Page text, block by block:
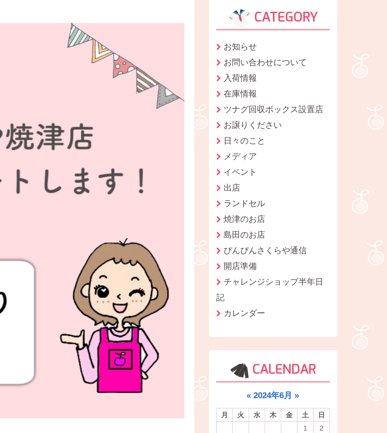
CATEGORY
お知らせ
お問い合わせについて
入荷情報
在庫情報
ツナグ回収ボックス設置店
お譲りください
日々のこと
メディア
イベント
出店
ランドセル
焼津のお店
島田のお店
ぴんぴんさくらや通信
開店準備
チャレンジショップ半年日
記
カレンダー
CALENDAR
« 2024年6月 »
月 火 水 木 金 土
日
1
2